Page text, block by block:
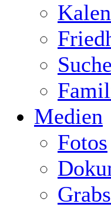
Medien
Fotos